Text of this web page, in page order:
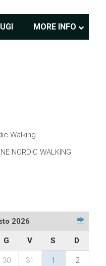
MORE INFO
Walking
NORDIC WALKING
2026
G V S D
30 31 1 2